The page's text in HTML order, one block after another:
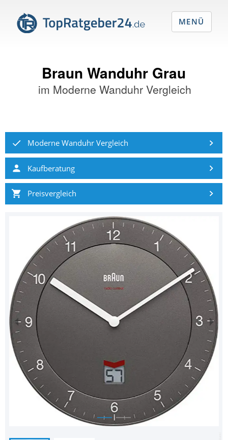
Braun Wanduhr Grau
im Moderne Wanduhr Vergleich
Moderne Wanduhr Vergleich
Kaufberatung
Preisvergleich
MENÜ